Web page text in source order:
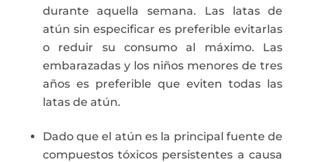
durante aquella semana. Las latas de
atún sin especificar es preferible evitarlas
o reduir su consumo al máximo. Las
embarazadas y los niños menores de tres
años es preferible que eviten todas las
latas de atún.
Dado que el atún es la principal fuente de
compuestos tóxicos persistentes a causa